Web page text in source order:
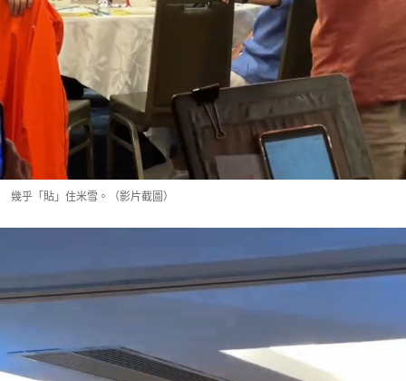
幾乎「貼」住米雪。（影片截圖）